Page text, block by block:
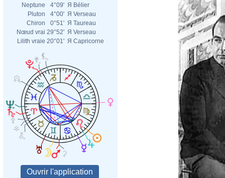
Neptune
4°09' Я Bélier
Pluton
4°00' Я Verseau
Chiron
0°51' Я Taureau
Nœud vrai 29°52' Я Verseau
Lilith vraie 20°01' Я Capricorne
Carl